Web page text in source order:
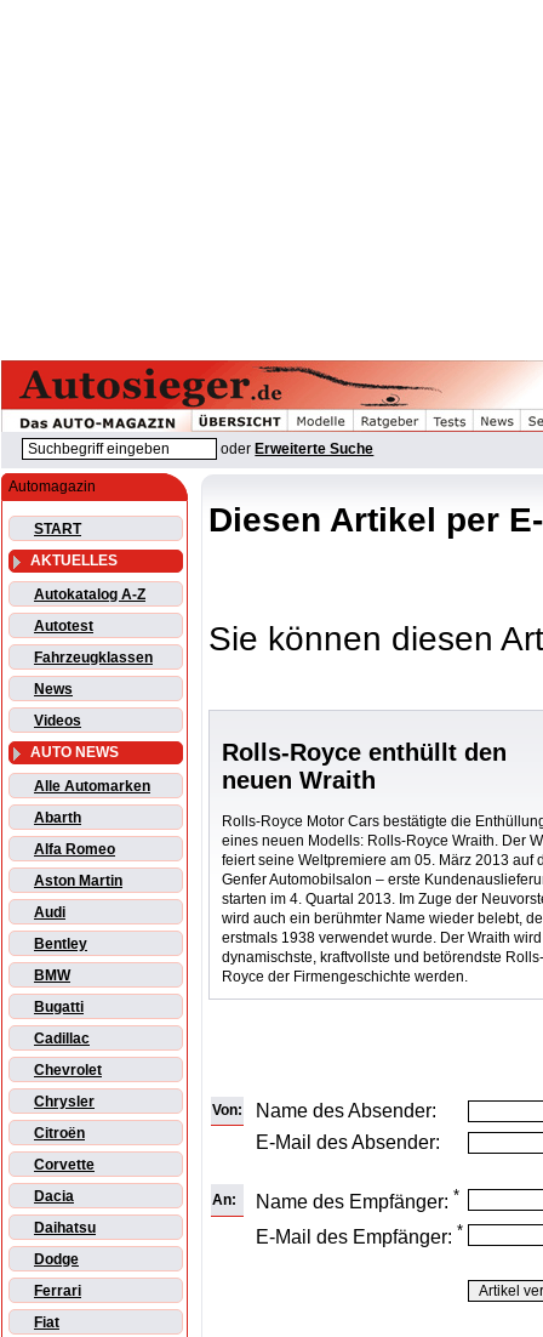
oder Erweiterte Suche
Automagazin
START
AKTUELLES
Autokatalog A-Z
Autotest
Fahrzeugklassen
News
Videos
AUTO NEWS
Alle Automarken
Abarth
Alfa Romeo
Aston Martin
Audi
Bentley
BMW
Bugatti
Cadillac
Chevrolet
Chrysler
Citroën
Corvette
Dacia
Daihatsu
Dodge
Ferrari
Fiat
Diesen Artikel per
Sie können diesen
Rolls-Royce enthüllt den
neuen Wraith
Rolls-Royce Motor Cars bestätigte die
eines neuen Modells: Rolls-Royce Wraith. Der
feiert seine Weltpremiere am 05. März 2013 auf
Genfer Automobilsalon – erste
starten im 4. Quartal 2013. Im Zuge der
wird auch ein berühmter Name wieder belebt,
erstmals 1938 verwendet wurde. Der Wraith
dynamischste, kraftvollste und betörendste
Royce der Firmengeschichte werden.
Von:
Name des Absender:
E-Mail des Absender:
An: Name des Empfänger: *
E-Mail des Empfänger: *